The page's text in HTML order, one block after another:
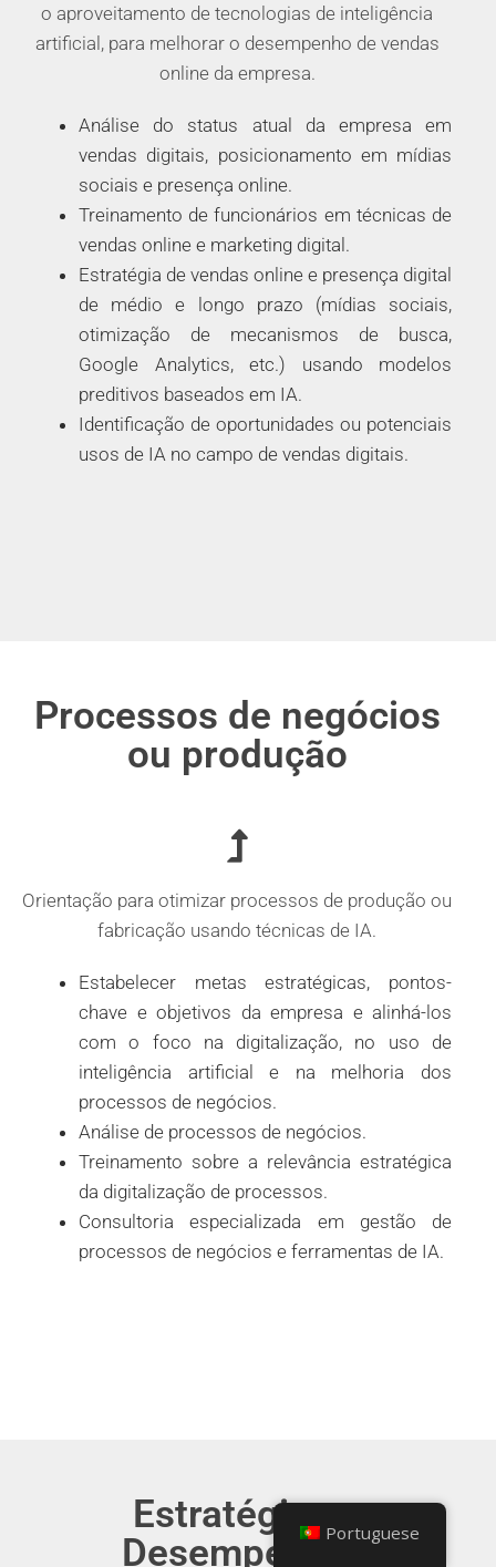
o aproveitamento de tecnologias de inteligência
artificial, para melhorar o desempenho de vendas
online da empresa.
Análise do status atual da empresa em
vendas digitais, posicionamento em mídias
sociais e presença online.
Treinamento de funcionários em técnicas de
vendas online e marketing digital.
Estratégia de vendas online e presença digital
de médio e longo prazo (mídias sociais,
otimização de mecanismos de busca,
Google Analytics, etc.) usando modelos
preditivos baseados em IA.
Identificação de oportunidades ou potenciais
usos de IA no campo de vendas digitais.
Processos de negócios
ou produção
Orientação para otimizar processos de produção ou
fabricação usando técnicas de IA.
Estabelecer metas estratégicas, pontos-
chave e objetivos da empresa e alinhá-los
com o foco na digitalização, no uso de
inteligência artificial e na melhoria dos
processos de negócios.
Análise de processos de negócios.
Treinamento sobre a relevância estratégica
da digitalização de processos.
Consultoria especializada em gestão de
processos de negócios e ferramentas de IA.
Estratégia e
DesempenhoPortuguese